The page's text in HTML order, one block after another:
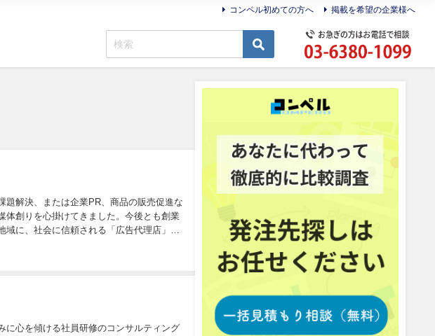
コンペル初めての方へ 掲載を希望の企業様へ
題解決、または企業PR、商品の販売促進な
体創りを心掛けてきました。今後とも創業
に、社会に信頼される「広告代理店」を
に心を傾ける社員研修のコンサルティング